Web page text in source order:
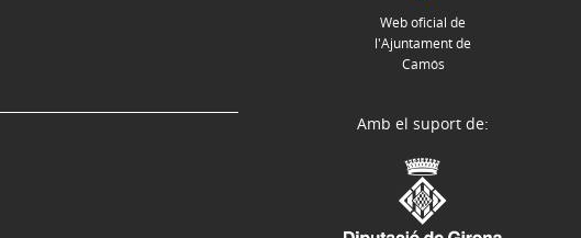
Web oficial de
l'Ajuntament de
Camós
Amb el suport de: